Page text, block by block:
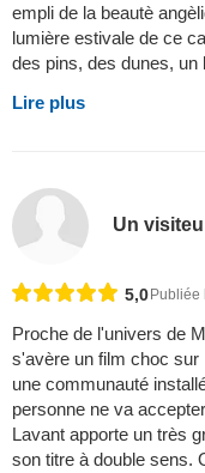
empli de la beautè
lumière estivale de ce
des pins, des dunes, un
Lire plus
Un
5,0 Publiée
Proche de l'univers de
s'avère un film choc sur
une communauté
personne ne va
Lavant apporte un très
son titre à double sens.